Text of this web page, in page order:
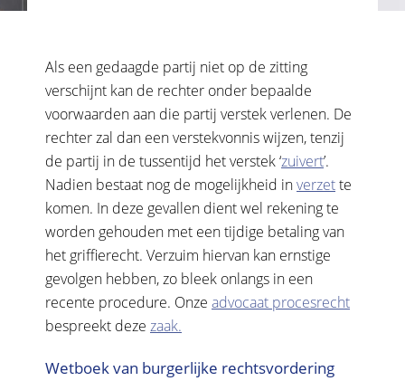
Als een gedaagde partij niet op de zitting
verschijnt kan de rechter onder bepaalde
voorwaarden aan die partij verstek verlenen. De
rechter zal dan een verstekvonnis wijzen, tenzij
de partij in de tussentijd het verstek ‘zuivert’.
Nadien bestaat nog de mogelijkheid inverzette
komen. In deze gevallen dient wel rekening te
worden gehouden met een tijdige betaling van
het griffierecht. Verzuim hiervan kan ernstige
gevolgen hebben, zo bleek onlangs in een
recente procedure. Onze advocaat procesrecht
bespreekt deze zaak.
Wetboek van burgerlijke rechtsvordering